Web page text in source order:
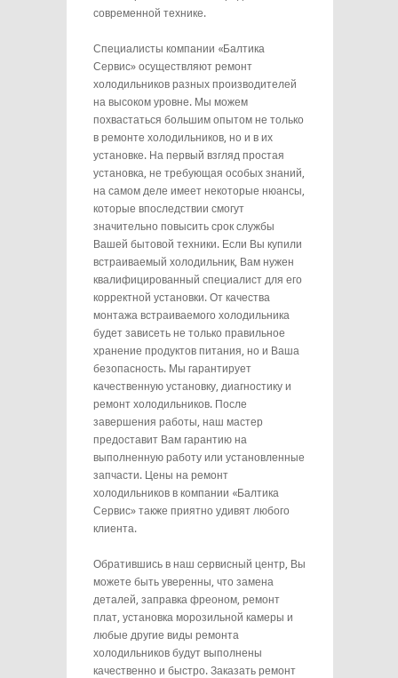
современной технике.
Специалисты компании «Балтика
Сервис» осуществляют ремонт
холодильников разных производителей
на высоком уровне. Мы можем
похвастаться большим опытом не только
в ремонте холодильников, но и в их
установке. На первый взгляд простая
установка, не требующая особых знаний,
на самом деле имеет некоторые нюансы,
которые впоследствии смогут
значительно повысить срок службы
Вашей бытовой техники. Если Вы купили
встраиваемый холодильник, Вам нужен
квалифицированный специалист для его
корректной установки. От качества
монтажа встраиваемого холодильника
будет зависеть не только правильное
хранение продуктов питания, но и Ваша
безопасность. Мы гарантирует
качественную установку, диагностику и
ремонт холодильников. После
завершения работы, наш мастер
предоставит Вам гарантию на
выполненную работу или установленные
запчасти. Цены на ремонт
холодильников в компании «Балтика
Сервис» также приятно удивят любого
клиента.
Обратившись в наш сервисный центр, Вы
можете быть уверенны, что замена
деталей, заправка фреоном, ремонт
плат, установка морозильной камеры и
любые другие виды ремонта
холодильников будут выполнены
качественно и быстро. Заказать ремонт